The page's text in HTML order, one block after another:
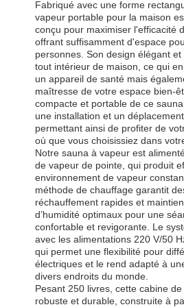
Fabriqué avec une forme
vapeur portable pour la maison
conçu pour maximiser l'efficacité
offrant suffisamment d'espace
personnes. Son design élégant
tout intérieur de maison, ce qui
un appareil de santé mais
maîtresse de votre espace bien-
compacte et portable de ce
une installation et un
permettant ainsi de profiter de
où que vous choisissiez dans
Notre sauna à vapeur est
de vapeur de pointe, qui produit
environnement de vapeur
méthode de chauffage garantit
réchauffement rapides et
d’humidité optimaux pour une
confortable et revigorante. Le
avec les alimentations 220 V/50
qui permet une flexibilité pour
électriques et le rend adapté à
divers endroits du monde.
Pesant 250 livres, cette cabine
robuste et durable, construite à